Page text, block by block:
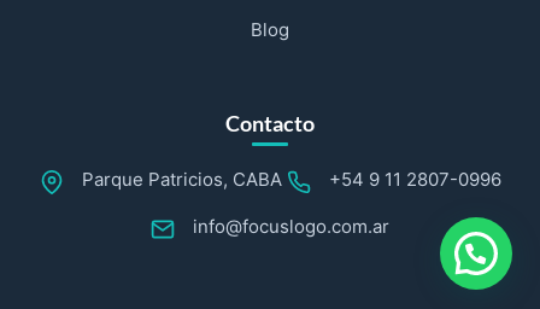
Blog
Contacto
Parque Patricios, CABA +54 9 11 2807-0996
info@focuslogo.com.ar